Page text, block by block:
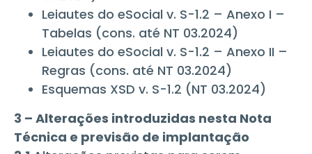
Leiautes do eSocial v. S-1.2 – Anexo I –
Tabelas (cons. até NT 03.2024)
Leiautes do eSocial v. S-1.2 – Anexo II –
Regras (cons. até NT 03.2024)
Esquemas XSD v. S-1.2 (NT 03.2024)
3 – Alterações introduzidas nesta Nota
Técnica e previsão de implantação